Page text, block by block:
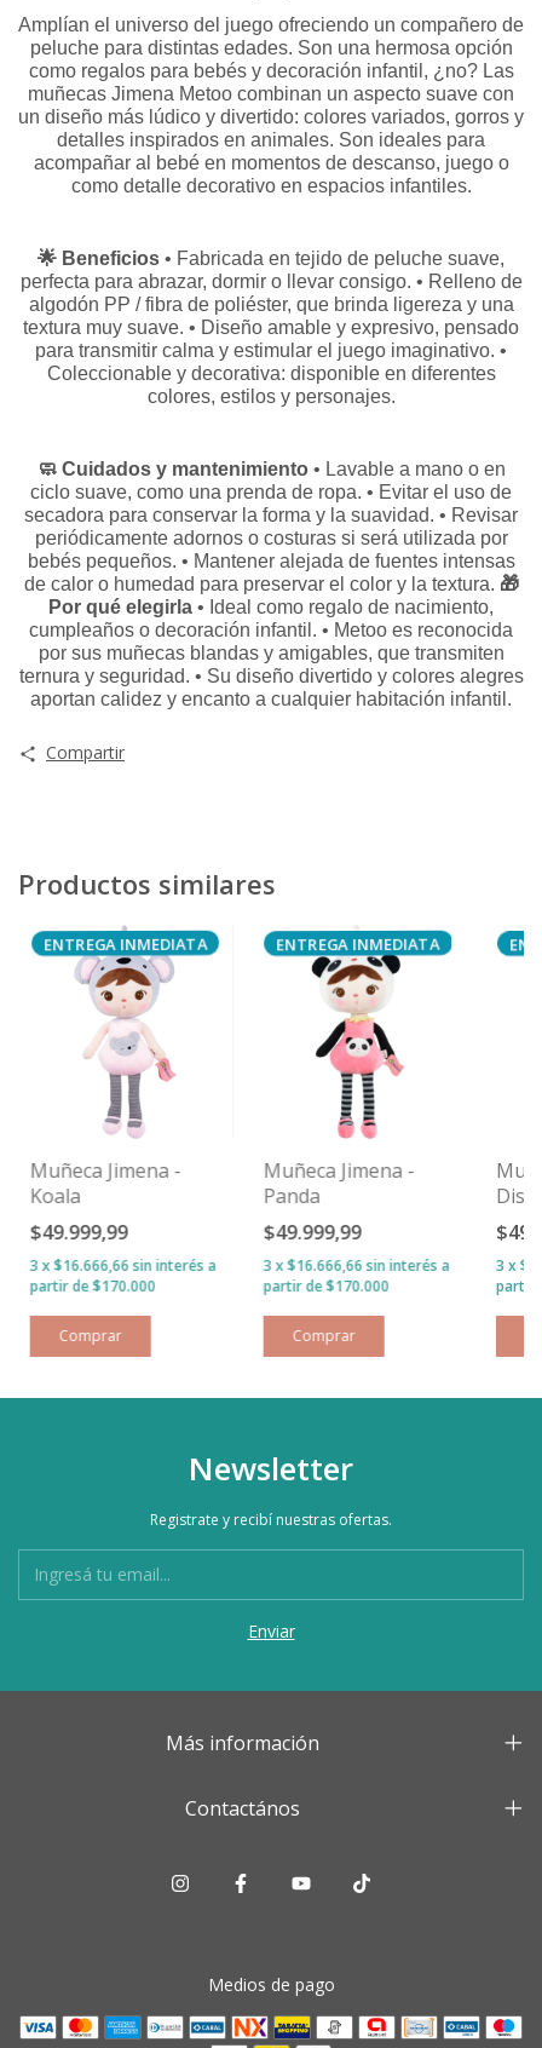
Amplían el universo del juego ofreciendo un compañero de
peluche para distintas edades. Son una hermosa opción
como regalos para bebés y decoración infantil, ¿no? Las
muñecas Jimena Metoo combinan un aspecto suave con
un diseño más lúdico y divertido: colores variados, gorros y
detalles inspirados en animales. Son ideales para
acompañar al bebé en momentos de descanso, juego o
como detalle decorativo en espacios infantiles.
🌟 Beneficios • Fabricada en tejido de peluche suave,
perfecta para abrazar, dormir o llevar consigo. • Relleno de
algodón PP / fibra de poliéster, que brinda ligereza y una
textura muy suave. • Diseño amable y expresivo, pensado
para transmitir calma y estimular el juego imaginativo. •
Coleccionable y decorativa: disponible en diferentes
colores, estilos y personajes.
🧼 Cuidados y mantenimiento• Lavable a mano o en
ciclo suave, como una prenda de ropa. • Evitar el uso de
secadora para conservar la forma y la suavidad. • Revisar
periódicamente adornos o costuras si será utilizada por
bebés pequeños. • Mantener alejada de fuentes intensas
de calor o humedad para preservar el color y la textura. 🎁
Por qué elegirla • Ideal como regalo de nacimiento,
cumpleaños o decoración infantil. • Metoo es reconocida
por sus muñecas blandas y amigables, que transmiten
ternura y seguridad. • Su diseño divertido y colores alegres
aportan calidez y encanto a cualquier habitación infantil.
Compartir
Productos similares
ENTREGA INMEDIATA
Muñeca Jimena -
Koala
$49.999,99
3 x$16.666,66 sin interés
ENTREGA INMEDIATA
Muñeca Jimena -
Panda
$49.999,99
3 x$16.666,66 sin interés 3 x
Newsletter
Registrate y recibí nuestras ofertas.
Más información
Contactános
Medios de pago